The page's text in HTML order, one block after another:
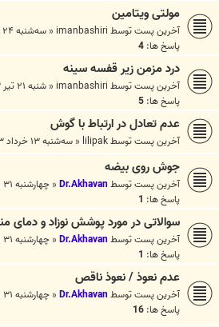
مولتی ویتامین
آخرین پست توسطimanbashiri
« سه‌شنبه ۲۴ تیر ۱۳۹۳, ۱۲:۰۲ ب.ظ
پاسخ ها: 4
درد مزمن زیر قفسه سینه
آخرین پست توسطimanbashiri
« شنبه ۲۱ تیر ۱۳۹۳, ۳:۵۸ ب.ظ
پاسخ ها: 5
عدم تعادل در ارتباط با گوش
آخرین پست توسطlilipak
« سه‌شنبه ۱۳ خرداد ۱۳۹۳, ۱:۱۷ ب.ظ
جوش روی بیضه
آخرین پست توسطDr.Akhavan
« چهارشنبه ۳۱ اردیبهشت ۱۳۹۳, ۱:۵۳ ق.ظ
پاسخ ها: 1
سوالاتی در مورد پوشش نوزاد و دمای
آخرین پست توسطDr.Akhavan
« چهارشنبه ۳۱ اردیبهشت ۱۳۹۳, ۱:۴۴ ق.ظ
پاسخ ها: 1
عدم نعوذ / نعوذ ناقص
آخرین پست توسطDr.Akhavan
« چهارشنبه ۳۱ اردیبهشت ۱۳۹۳, ۱:۳۸ ق.ظ
پاسخ ها: 16